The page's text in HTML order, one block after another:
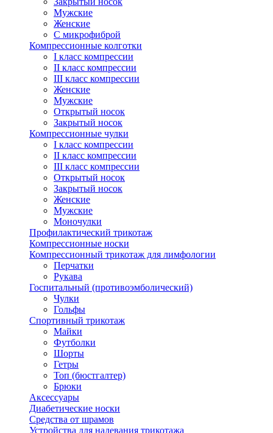
Мужские
Женские
С микрофиброй
Компрессионные колготки
I класс компрессии
II класс компрессии
III класс компрессии
Женские
Мужские
Открытый носок
Закрытый носок
Компрессионные чулки
I класс компрессии
II класс компрессии
III класс компрессии
Открытый носок
Закрытый носок
Женские
Мужские
Моночулки
Профилактический трикотаж
Компрессионные носки
Компрессионный трикотаж для лимфологии
Перчатки
Рукава
Госпитальный (противоэмболический)
Чулки
Гольфы
Спортивный трикотаж
Майки
Футболки
Шорты
Гетры
Топ (бюстгалтер)
Брюки
Аксессуары
Диабетические носки
Средства от шрамов
Устройства для надевания трикотажа